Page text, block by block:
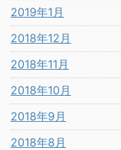
2019年1月
2018年12月
2018年11月
2018年10月
2018年9月
2018年8月